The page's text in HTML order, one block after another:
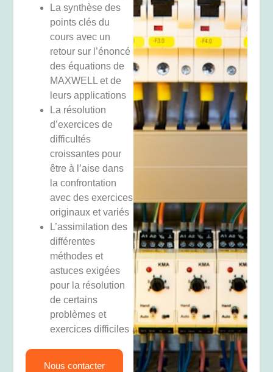
La synthèse des
points clés du
cours avec un
retour sur l’énoncé
des équations de
MAXWELL et de
leurs applications
La résolution
d’exercices de
difficultés
croissantes pour
être à l’aise dans
la confrontation
avec des exercices
originaux et variés
L’assimilation des
différentes
méthodes et
astuces exigées
pour la résolution
de certains
problèmes et
exercices difficiles
Nous contacter